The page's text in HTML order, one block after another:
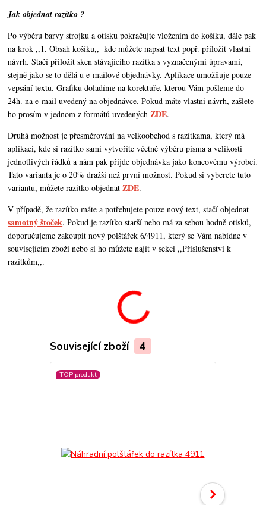
Jak objednat razítko ?
Po výběru barvy strojku a otisku pokračujte vložením do košíku, dále pak
na krok ,,1. Obsah košíku,, kde můžete napsat text popř. přiložit vlastní
návrh. Stačí přiložit sken stávajícího razítka s vyznačenými úpravami,
stejně jako se to dělá u e-mailové objednávky. Aplikace umožňuje pouze
vepsání textu. Grafiku doladíme na korektuře, kterou Vám pošleme do
24h. na e-mail uvedený na objednávce. Pokud máte vlastní návrh,zašlete
ho prosím v jednom z formátů uvedenýchZDE.
Druhá možnost je přesměrování na velkoobchod s razítkama, který má
aplikaci, kde si razítko sami vytvoříte včetně výběru písma a velikosti
jednotlivých řádků a nám pak přijde objednávka jako koncovému výrobci.
Tato varianta je o 20% dražší než první možnost. Pokud si vyberete tuto
variantu, můžete razítko objednatZDE.
V případě, že razítko máte a potřebujete pouze nový text, stačí objednat
samotný štoček. Pokud je razítko starší nebo má za sebou hodně otisků,
doporučujeme zakoupit nový polštářek 6/4911, který se Vám nabídne v
souvisejícím zboží nebo si ho můžete najít v sekci ,,Příslušenství k
razítkům,,.
Související zboží 4
TOP produkt